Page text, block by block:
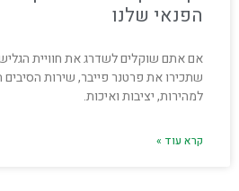
הפנאי שלנו
אם אתם שוקלים לשדרג את חוויית
שתכירו את פרטנר פייבר, שירות
למהירות, יציבות ואיכות.
קרא עוד »